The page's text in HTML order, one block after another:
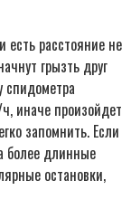
есть расстояние не
грызть друг
спидометра
иначе произойдет
запомнить. Если
более длинные
остановки,